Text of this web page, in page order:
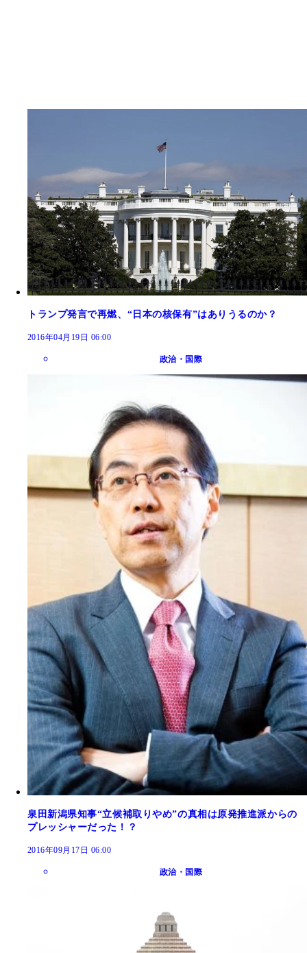
トランプ発言で再燃、“日本の核保有”はありうるのか？
2016年04月19日 06:00
政治・国際
泉田新潟県知事“立候補取りやめ”の真相は原発推進派からの
プレッシャーだった！？
2016年09月17日 06:00
政治・国際